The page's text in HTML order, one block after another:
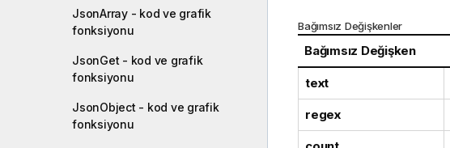
JsonArray - kod ve grafik
fonksiyonu
JsonGet - kod ve grafik
fonksiyonu
JsonObject - kod ve grafik
fonksiyonu
Bağımsız Değişkenler
Bağımsız Değişken
text
regex